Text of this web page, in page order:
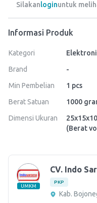
Silakanloginuntuk
Informasi Produk
Kategori
Brand
-
Min Pembelian
1 pcs
Berat Satuan
1000
Dimensi Ukuran
25x15x10
(Berat
UMKM
CV. Indo
PKP
Kab.